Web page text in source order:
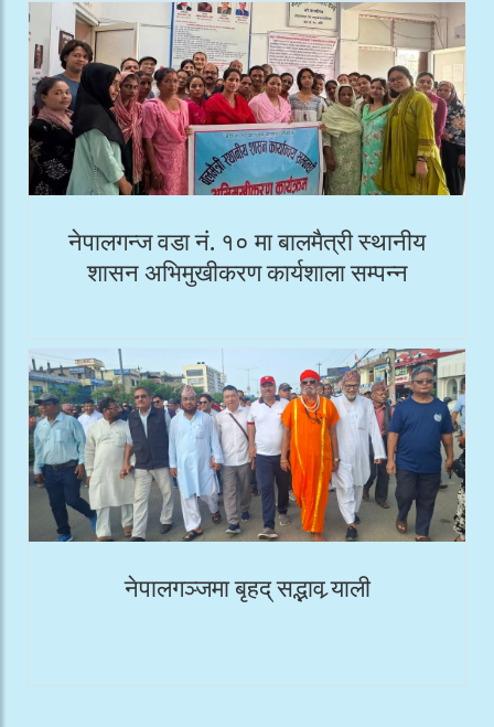
नेपालगन्ज वडा नं. १० मा बालमैत्री स्थानीय
शासन अभिमुखीकरण कार्यशाला सम्पन्न
नेपालगञ्जमा बृहद् सद्भाव र्‍याली